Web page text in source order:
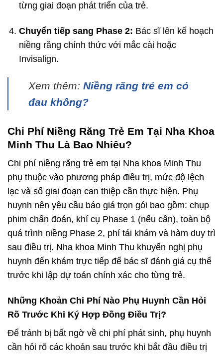
từng giai đoạn phát triển của trẻ.
Chuyển tiếp sang Phase 2: Bác sĩ lên kế hoạch
niềng răng chính thức với mắc cài hoặc
Invisalign.
Xem thêm: Niềng răng trẻ em có
đau không?
Chi Phí Niềng Răng Trẻ Em Tại Nha Khoa
Minh Thu Là Bao Nhiêu?
Chi phí niềng răng trẻ em tại Nha khoa Minh Thu
phụ thuộc vào phương pháp điều trị, mức độ lệch
lạc và số giai đoạn can thiệp cần thực hiện. Phụ
huynh nên yêu cầu báo giá trọn gói bao gồm: chụp
phim chẩn đoán, khí cụ Phase 1 (nếu cần), toàn bộ
quá trình niềng Phase 2, phí tái khám và hàm duy trì
sau điều trị. Nha khoa Minh Thu khuyến nghị phụ
huynh đến khám trực tiếp để bác sĩ đánh giá cụ thể
trước khi lập dự toán chính xác cho từng trẻ.
Những Khoản Chi Phí Nào Phụ Huynh Cần Hỏi
Rõ Trước Khi Ký Hợp Đồng Điều Trị?
Để tránh bị bất ngờ về chi phí phát sinh, phụ huynh
cần hỏi rõ các khoản sau trước khi bắt đầu điều trị